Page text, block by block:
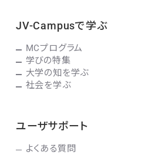
JV-Campusで学ぶ
MCプログラム
学びの特集
大学の知を学ぶ
社会を学ぶ
ユーザサポート
よくある質問